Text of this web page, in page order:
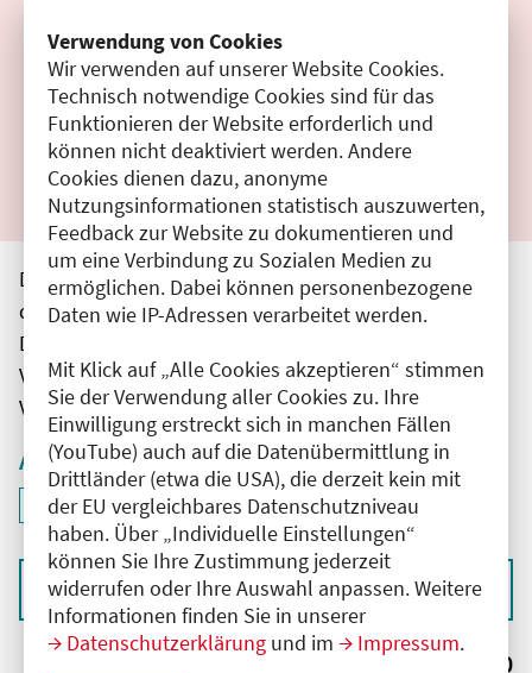
Verwendung von Cookies
Wir verwenden auf unserer Website Cookies.
Technisch notwendige Cookies sind für das
Funktionieren der Website erforderlich und
können nicht deaktiviert werden. Andere
Cookies dienen dazu, anonyme
Nutzungsinformationen statistisch auszuwerten,
Feedback zur Website zu dokumentieren und
um eine Verbindung zu Sozialen Medien zu
ermöglichen. Dabei können personenbezogene
Daten wie IP-Adressen verarbeitet werden.
Mit Klick auf „Alle Cookies akzeptieren“ stimmen
Sie der Verwendung aller Cookies zu. Ihre
Einwilligung erstreckt sich in manchen Fällen
(YouTube) auch auf die Datenübermittlung in
Drittländer (etwa die USA), die derzeit kein mit
der EU vergleichbares Datenschutzniveau
haben. Über „Individuelle Einstellungen“
können Sie Ihre Zustimmung jederzeit
widerrufen oder Ihre Auswahl anpassen. Weitere
Informationen finden Sie in unserer
Datenschutzerklärung und im Impressum.
Filter zurücksetzen
Ergebnisse drucken
Die hier aufgeführten Veranstaltungen entsprechen
den unmittelbar vom Veranstalter getätigten Angaben.
Die Ärztekammer Berlin übernimmt keine
Verantwortung für den Inhalt, die Haftung obliegt dem
Veranstalter.
Aktive Filter
Filter
ID: ANT-2503807
deaktivieren und Suchergebnisse neu laden
Sortieren nach
Ergebnisse: 0